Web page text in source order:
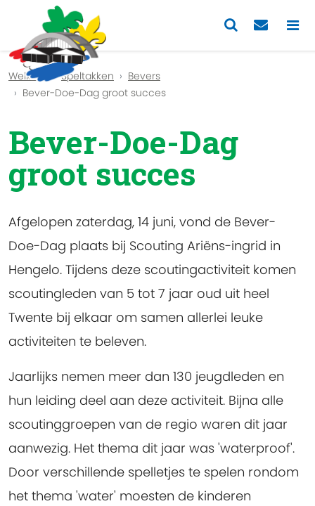
Previous
Welkom Speltakken
Bevers
Bever-Doe-Dag groot succes
Bever-Doe-Dag
groot succes
Afgelopen zaterdag, 14 juni, vond de Bever-
Doe-Dag plaats bij Scouting Ariëns-ingrid in
Hengelo. Tijdens deze scoutingactiviteit komen
scoutingleden van 5 tot 7 jaar oud uit heel
Twente bij elkaar om samen allerlei leuke
activiteiten te beleven.
Jaarlijks nemen meer dan 130 jeugdleden en
hun leiding deel aan deze activiteit. Bijna alle
scoutinggroepen van de regio waren dit jaar
aanwezig. Het thema dit jaar was 'waterproof'.
Door verschillende spelletjes te spelen rondom
het thema 'water' moesten de kinderen